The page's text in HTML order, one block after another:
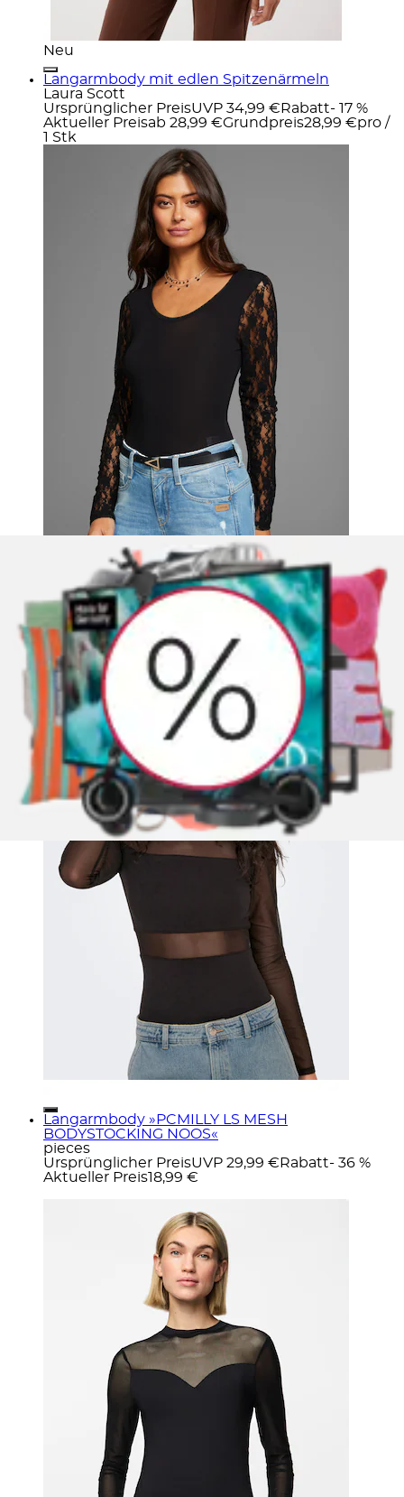
Neu
Langarmbody mit edlen Spitzenärmeln
Laura Scott
Ursprünglicher PreisUVP 34,99 € Rabatt- 17 %
Aktueller Preisab 28,99 €Grundpreis28,99 €pro /
1 Stk
Langarmbody
ONLY
Ursprünglicher Preis
UVP 26,99 € Rabatt
Aktueller Preis ab20,99 €
Langarmbody »PCMILLY LS MESH
BODYSTOCKING NOOS«
pieces
Ursprünglicher PreisUVP 29,99 € Rabatt- 36 %
Aktueller Preis18,99 €